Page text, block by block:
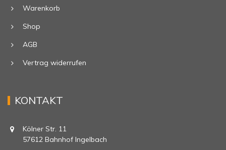
Warenkorb
Shop
AGB
Vertrag widerrufen
KONTAKT
Kölner Str. 11
57612 Bahnhof Ingelbach